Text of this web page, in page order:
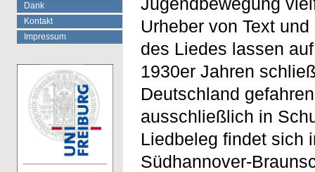
Urheber von Text
des Liedes lassen
1930er Jahren
Deutschland
ausschließlich in
Liedbeleg findet sich
Südhannover-
Dank
Kontakt
Impressum